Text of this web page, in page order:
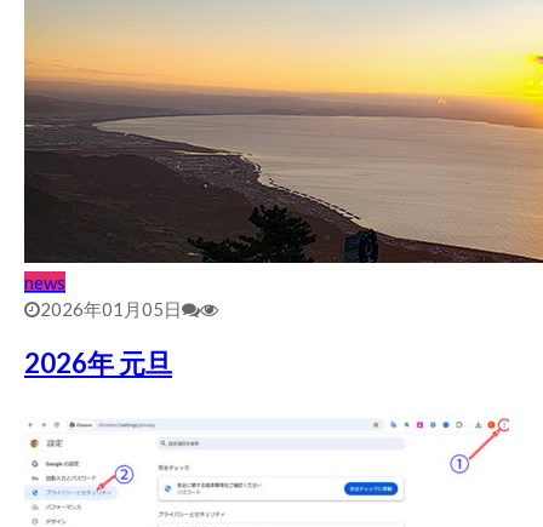
news
2026年01月05日
2026年 元旦